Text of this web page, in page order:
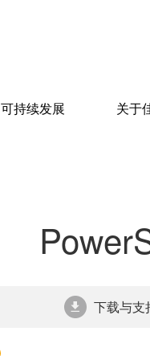
可持续发展 关于
下载与支